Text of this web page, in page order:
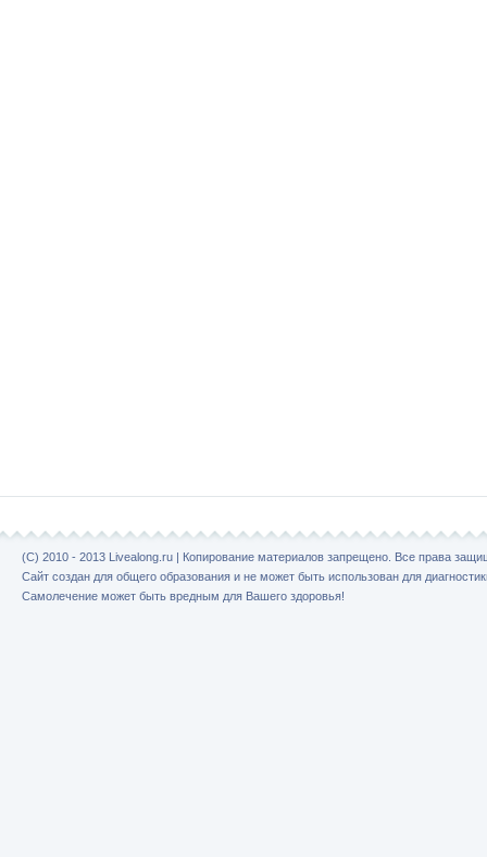
(C) 2010 - 2013 Livealong.ru | Копирование материалов запрещено. Все права
Сайт создан для общего образования и не может быть использован для
Самолечение может быть вредным для Вашего здоровья!